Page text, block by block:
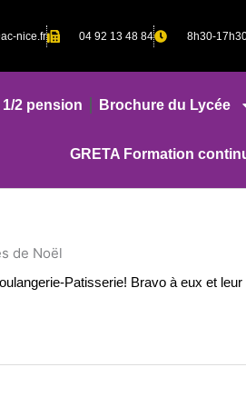
nice.fr 04 92 13 48 84 8h30-
1/2 pension Brochure du Lycée
GRETA Formation
de Noël
Patisserie! Bravo à eux et